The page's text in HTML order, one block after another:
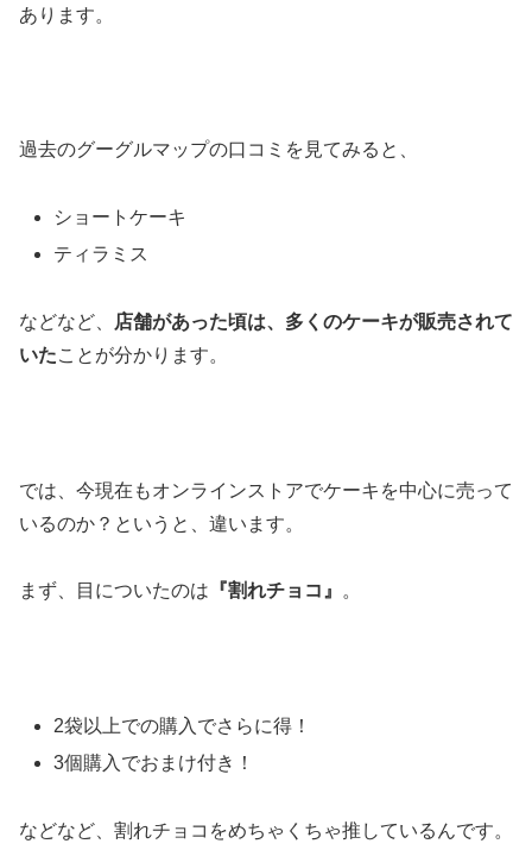
あります。
過去のグーグルマップの口コミを見てみると、
ショートケーキ
ティラミス
などなど、
店舗があった頃は、多くのケーキが販売されて
いたことが分かります。
では、今現在もオンラインストアでケーキを中心に売って
いるのか？というと、違います。
まず、目についたのは 『割れチョコ』 。
2袋以上での購入でさらに得！
3個購入でおまけ付き！
などなど、 割れチョコをめちゃくちゃ推しているんです。